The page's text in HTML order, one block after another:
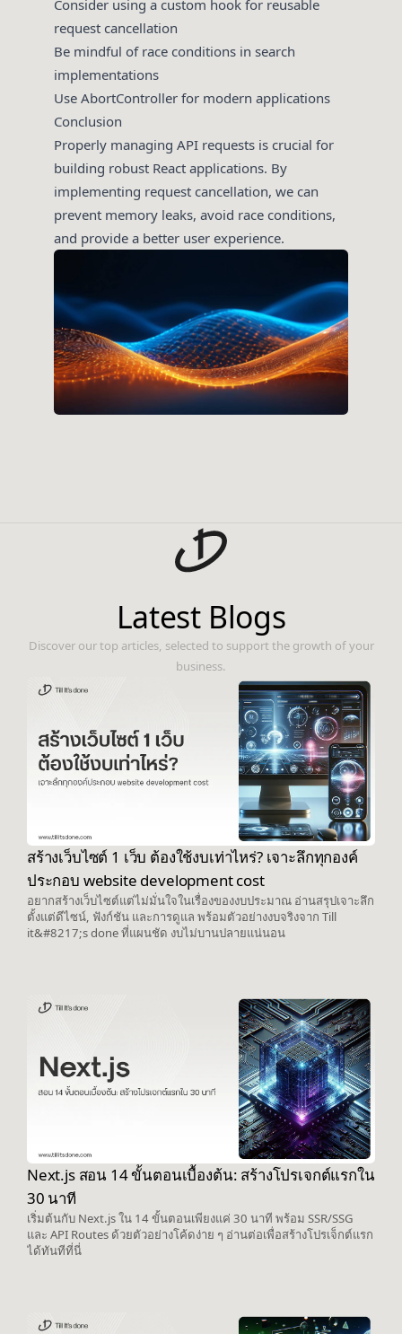
Consider using a custom hook for reusable
request cancellation
Be mindful of race conditions in search
implementations
Use AbortController for modern applications
Conclusion
Properly managing API requests is crucial for
building robust React applications. By
implementing request cancellation, we can
prevent memory leaks, avoid race conditions,
and provide a better user experience.
Latest Blogs
Discover our top articles, selected to support the growth of your
business.
สร้างเว็บไซต์ 1 เว็บ ต้องใช้งบเท่าไหร่? เจาะลึกทุกองค์
ประกอบ website development cost
อยากสร้างเว็บไซต์แต่ไม่มั่นใจในเรื่องของงบประมาณ อ่านสรุปเจาะลึก
ตั้งแต่ดีไซน์, ฟังก์ชัน และการดูแล พร้อมตัวอย่างงบจริงจาก Till
it&#8217;s done ที่แผนชัด งบไม่บานปลายแน่นอน
Next.js สอน 14 ขั้นตอนเบื้องต้น: สร้างโปรเจกต์แรกใน
30 นาที
เริ่มต้นกับ Next.js ใน 14 ขั้นตอนเพียงแค่ 30 นาที พร้อม SSR/SSG
และ API Routes ด้วยตัวอย่างโค้ดง่าย ๆ อ่านต่อเพื่อสร้างโปรเจ็กต์แรก
ได้ทันทีที่นี่